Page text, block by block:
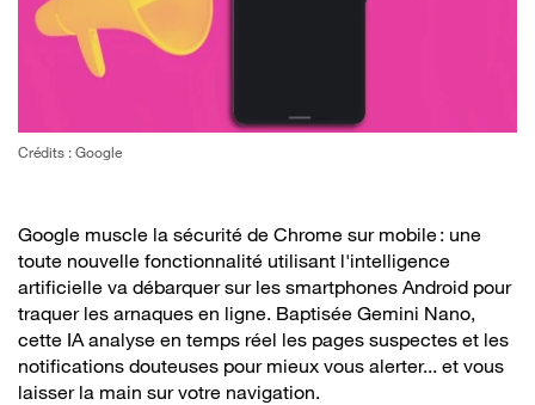
Crédits : Google
Google muscle la sécurité de Chrome sur mobile : une
toute nouvelle fonctionnalité utilisant l'intelligence
artificielle va débarquer sur les smartphones Android pour
traquer les arnaques en ligne. Baptisée Gemini Nano,
cette IA analyse en temps réel les pages suspectes et les
notifications douteuses pour mieux vous alerter... et vous
laisser la main sur votre navigation.